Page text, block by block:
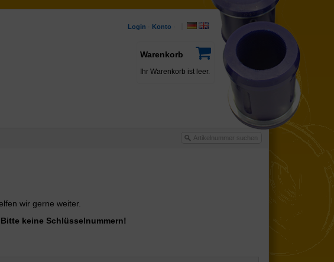
Login Konto
Warenkorb
Ihr Warenkorb ist leer.
wir gerne weiter.
Bitte keine Schlüsselnummern!